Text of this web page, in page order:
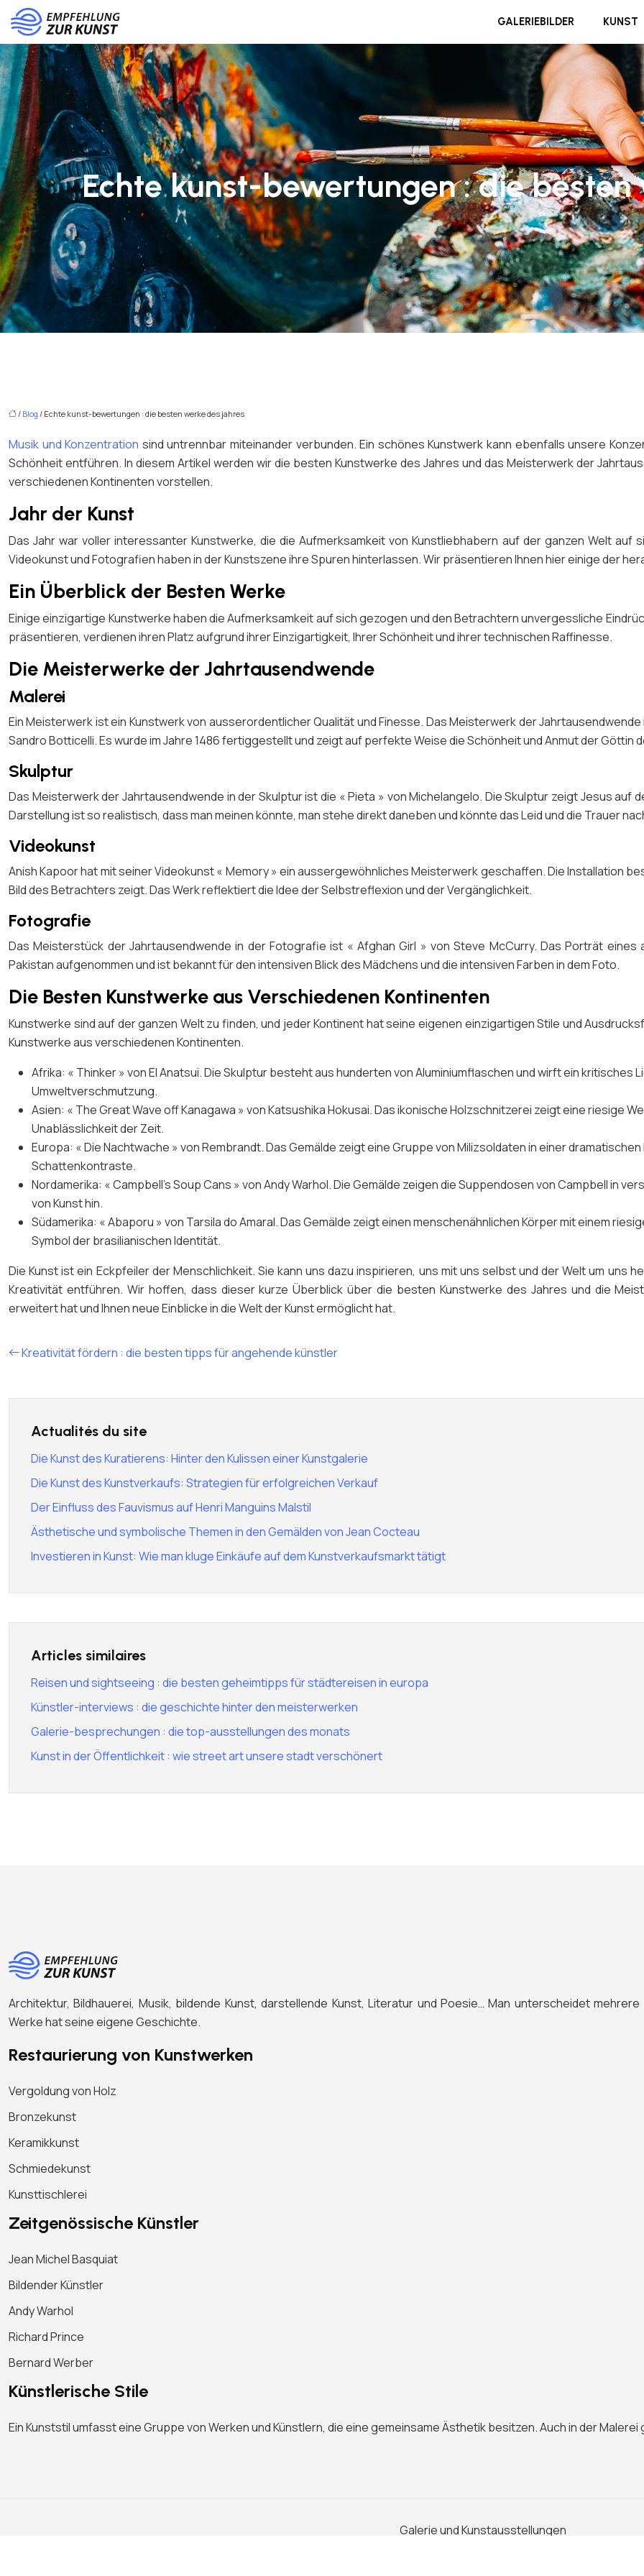
GALERIEBILDER KUNST
Echte kunst-bewertungen : die besten
/ Blog / Echte kunst-bewertungen : die besten werke des jahres
Musik und Konzentration sind untrennbar miteinander verbunden. Ein schönes Kunstwerk kann ebenfalls unsere
Schönheit entführen. In diesem Artikel werden wir die besten Kunstwerke des Jahres und das Meisterwerk der
verschiedenen Kontinenten vorstellen.
Jahr der Kunst
Das Jahr war voller interessanter Kunstwerke, die die Aufmerksamkeit von Kunstliebhabern auf der ganzen Welt auf
Videokunst und Fotografien haben in der Kunstszene ihre Spuren hinterlassen. Wir präsentieren Ihnen hier einige der
Ein Überblick der Besten Werke
Einige einzigartige Kunstwerke haben die Aufmerksamkeit auf sich gezogen und den Betrachtern unvergessliche
präsentieren, verdienen ihren Platz aufgrund ihrer Einzigartigkeit, Ihrer Schönheit und ihrer technischen Raffinesse.
Die Meisterwerke der Jahrtausendwende
Malerei
Ein Meisterwerk ist ein Kunstwerk von ausserordentlicher Qualität und Finesse. Das Meisterwerk der
Sandro Botticelli. Es wurde im Jahre 1486 fertiggestellt und zeigt auf perfekte Weise die Schönheit und Anmut der Göttin
Skulptur
Das Meisterwerk der Jahrtausendwende in der Skulptur ist die « Pieta » von Michelangelo. Die Skulptur zeigt Jesus auf
Darstellung ist so realistisch, dass man meinen könnte, man stehe direkt daneben und könnte das Leid und die Trauer
Videokunst
Anish Kapoor hat mit seiner Videokunst « Memory » ein aussergewöhnliches Meisterwerk geschaffen. Die Installation
Bild des Betrachters zeigt. Das Werk reflektiert die Idee der Selbstreflexion und der Vergänglichkeit.
Fotografie
Das Meisterstück der Jahrtausendwende in der Fotografie ist « Afghan Girl » von Steve McCurry. Das Porträt eines
Pakistan aufgenommen und ist bekannt für den intensiven Blick des Mädchens und die intensiven Farben in dem Foto.
Die Besten Kunstwerke aus Verschiedenen Kontinenten
Kunstwerke sind auf der ganzen Welt zu finden, und jeder Kontinent hat seine eigenen einzigartigen Stile und
Kunstwerke aus verschiedenen Kontinenten.
Afrika: « Thinker » von El Anatsui. Die Skulptur besteht aus hunderten von Aluminiumflaschen und wirft ein kritisches
Umweltverschmutzung.
Asien: « The Great Wave off Kanagawa » von Katsushika Hokusai. Das ikonische Holzschnitzerei zeigt eine riesige
Unablässlichkeit der Zeit.
Europa: « Die Nachtwache » von Rembrandt. Das Gemälde zeigt eine Gruppe von Milizsoldaten in einer
Schattenkontraste.
Nordamerika: « Campbell’s Soup Cans » von Andy Warhol. Die Gemälde zeigen die Suppendosen von Campbell in
von Kunst hin.
Südamerika: « Abaporu » von Tarsila do Amaral. Das Gemälde zeigt einen menschenähnlichen Körper mit einem
Symbol der brasilianischen Identität.
Die Kunst ist ein Eckpfeiler der Menschlichkeit. Sie kann uns dazu inspirieren, uns mit uns selbst und der Welt um uns
Kreativität entführen. Wir hoffen, dass dieser kurze Überblick über die besten Kunstwerke des Jahres und die
erweitert hat und Ihnen neue Einblicke in die Welt der Kunst ermöglicht hat.
Kreativität fördern : die besten tipps für angehende künstler
Actualités du site
Die Kunst des Kuratierens: Hinter den Kulissen einer Kunstgalerie
Die Kunst des Kunstverkaufs: Strategien für erfolgreichen Verkauf
Der Einfluss des Fauvismus auf Henri Manguins Malstil
Ästhetische und symbolische Themen in den Gemälden von Jean Cocteau
Investieren in Kunst: Wie man kluge Einkäufe auf dem Kunstverkaufsmarkt tätigt
Articles similaires
Reisen und sightseeing : die besten geheimtipps für städtereisen in europa
Künstler-interviews : die geschichte hinter den meisterwerken
Galerie-besprechungen : die top-ausstellungen des monats
Kunst in der Öffentlichkeit : wie street art unsere stadt verschönert
Architektur, Bildhauerei, Musik, bildende Kunst, darstellende Kunst, Literatur und Poesie… Man unterscheidet
Werke hat seine eigene Geschichte.
Restaurierung von Kunstwerken
Vergoldung von Holz
Bronzekunst
Keramikkunst
Schmiedekunst
Kunsttischlerei
Zeitgenössische Künstler
Jean Michel Basquiat
Bildender Künstler
Andy Warhol
Richard Prince
Bernard Werber
Künstlerische Stile
Ein Kunststil umfasst eine Gruppe von Werken und Künstlern, die eine gemeinsame Ästhetik besitzen. Auch in der
Galerie und Kunstausstellungen